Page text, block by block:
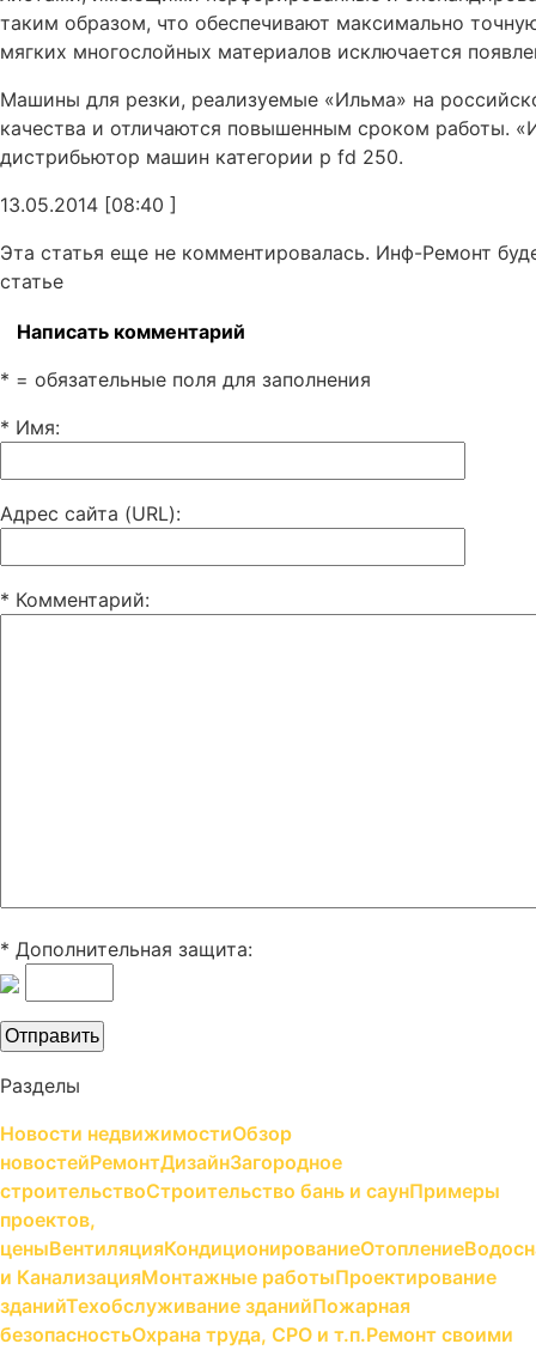
таким образом, что обеспечивают максимально
мягких многослойных материалов исключается
Машины для резки, реализуемые «Ильма» на
качества и отличаются повышенным сроком работы.
дистрибьютор машин категории p fd 250.
13.05.2014 [08:40 ]
Эта статья еще не комментировалась. Инф-Ремонт
статье
Написать комментарий
* = обязательные поля для заполнения
* Имя:
Адрес сайта (URL):
* Комментарий:
* Дополнительная защита:
Разделы
Новости недвижимостиОбзор
новостейРемонтДизайнЗагородное
строительствоСтроительство бань и саунПримеры
проектов,
ценыВентиляцияКондиционированиеОтопление
и КанализацияМонтажные работыПроектирование
зданийТехобслуживание зданийПожарная
безопасностьОхрана труда, СРО и т.п.Ремонт своими